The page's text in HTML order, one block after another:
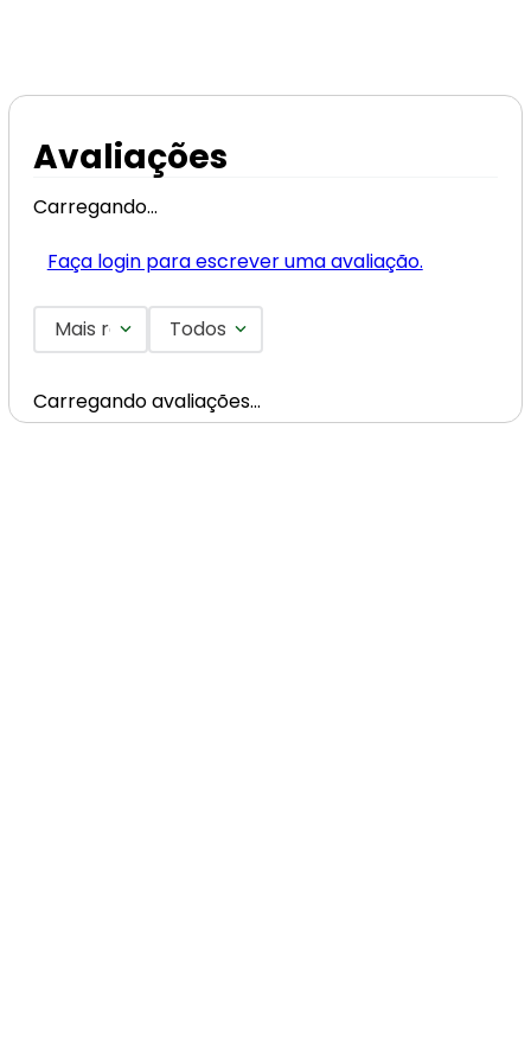
Avaliações
Carregando…
Faça login para escrever uma avaliação.
Mais recentesTodos
Carregando avaliações…